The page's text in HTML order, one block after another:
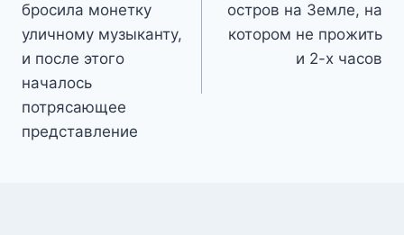
записям
бросила монетку
уличному музыканту,
и после этого
началось
потрясающее
представление
остров на Земле, на
котором не прожить
и 2-х часов